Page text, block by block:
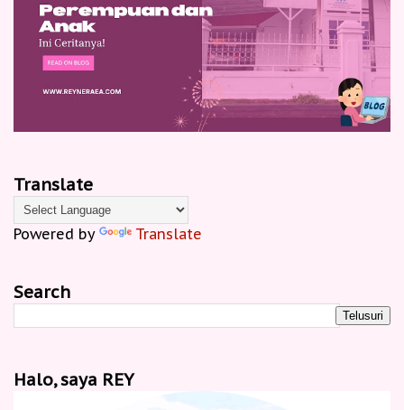
Translate
Powered by Translate
Search
Halo, saya REY